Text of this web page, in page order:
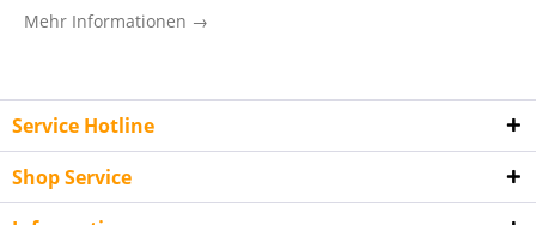
umlaufendem Randprofil bestückt. Der
Kippbehältereine Sicherung gegen unbeabsichtigtes
Abrutschen und Auskippen.
Mehr Informationen →
Service Hotline
Shop Service